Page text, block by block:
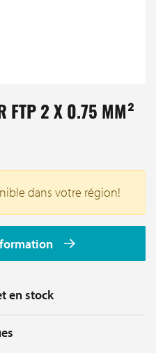
FTP 2 X 0.75 MM²
dans votre région!
en stock